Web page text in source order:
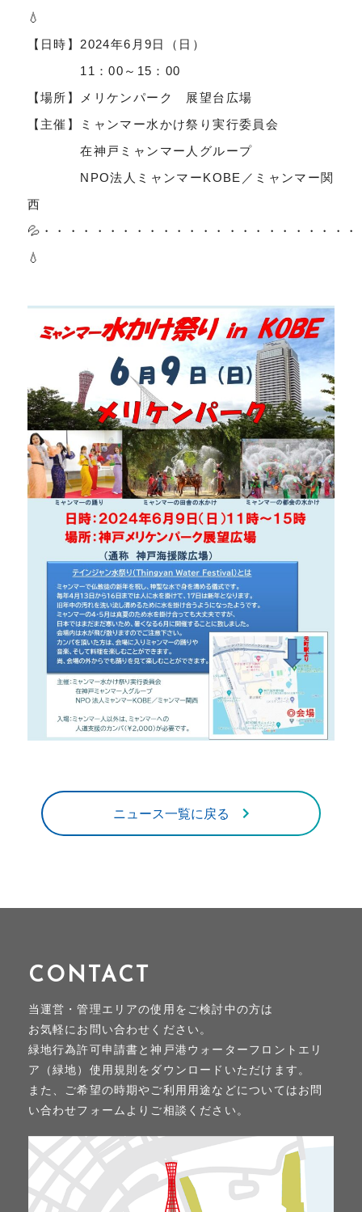
💧
【日時】2024年6月9日（日）
11：00～15：00
【場所】メリケンパーク 展望台広場
【主催】ミャンマー水かけ祭り実行委員会
在神戸ミャンマー人グループ
NPO法人ミャンマーKOBE／ミャンマー関
西
💦・・・・・・・・・・・・・・・・・・・・・・・
💧
ニュース一覧に戻る
CONTACT
当運営・管理エリアの使用をご検討中の方は
お気軽にお問い合わせください。
緑地行為許可申請書と神戸港ウォーターフロントエリ
ア（緑地）使用規則をダウンロードいただけます。
また、ご希望の時期やご利用用途などについてはお問
い合わせフォームよりご相談ください。